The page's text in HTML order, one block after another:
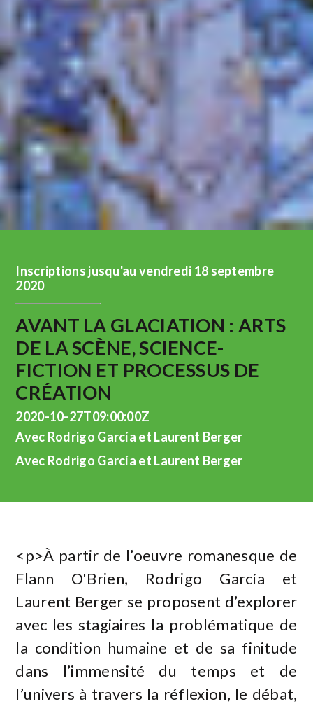
Inscriptions jusqu'au vendredi 18 septembre
2020
AVANT LA GLACIATION : ARTS
DE LA SCÈNE, SCIENCE-
FICTION ET PROCESSUS DE
CRÉATION
2020-10-27T09:00:00Z
Avec Rodrigo García et Laurent Berger
Avec Rodrigo García et Laurent Berger
<p>À partir de l’oeuvre romanesque de
Flann O'Brien, Rodrigo García et
Laurent Berger se proposent d’explorer
avec les stagiaires la problématique de
la condition humaine et de sa finitude
dans l’immensité du temps et de
l’univers à travers la réflexion, le débat,